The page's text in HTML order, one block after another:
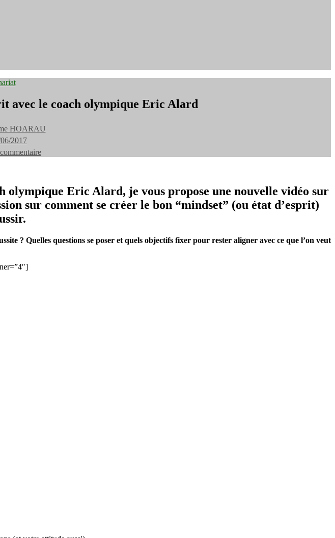
avec le coach olympique Eric Alard
HOARAU
2017
Comment
un
nouvel
état
coach
olympique Eric Alard, je vous propose une nouvelle vidéo sur
sur comment se créer le bon “mindset” (ou état d’esprit)
? Quelles questions se poser et quels objectifs fixer pour rester aligner avec ce que l’on veut